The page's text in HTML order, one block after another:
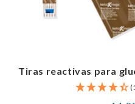
Tiras reactivas para